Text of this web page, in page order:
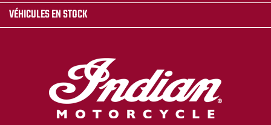
VÉHICULES EN STOCK